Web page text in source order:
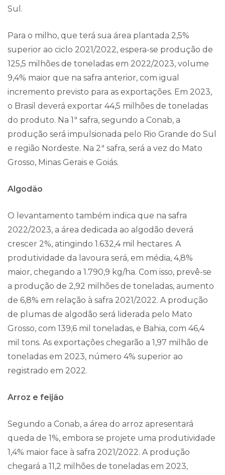
Sul.
Para o milho, que terá sua área plantada 2,5%
superior ao ciclo 2021/2022, espera-se produção de
125,5 milhões de toneladas em 2022/2023, volume
9,4% maior que na safra anterior, com igual
incremento previsto para as exportações. Em 2023,
o Brasil deverá exportar 44,5 milhões de toneladas
do produto. Na 1ª safra, segundo a Conab, a
produção será impulsionada pelo Rio Grande do Sul
e região Nordeste. Na 2ª safra, será a vez do Mato
Grosso, Minas Gerais e Goiás.
Algodão
O levantamento também indica que na safra
2022/2023, a área dedicada ao algodão deverá
crescer 2%, atingindo 1.632,4 mil hectares. A
produtividade da lavoura será, em média, 4,8%
maior, chegando a 1.790,9 kg/ha. Com isso, prevê-se
a produção de 2,92 milhões de toneladas, aumento
de 6,8% em relação à safra 2021/2022. A produção
de plumas de algodão será liderada pelo Mato
Grosso, com 139,6 mil toneladas, e Bahia, com 46,4
mil tons. As exportações chegarão a 1,97 milhão de
toneladas em 2023, número 4% superior ao
registrado em 2022.
Arroz e feijão
Segundo a Conab, a área do arroz apresentará
queda de 1%, embora se projete uma produtividade
1,4% maior face à safra 2021/2022. A produção
chegará a 11,2 milhões de toneladas em 2023,